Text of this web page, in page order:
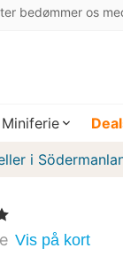
bedømmer os
Miniferie
i
Vis på kort